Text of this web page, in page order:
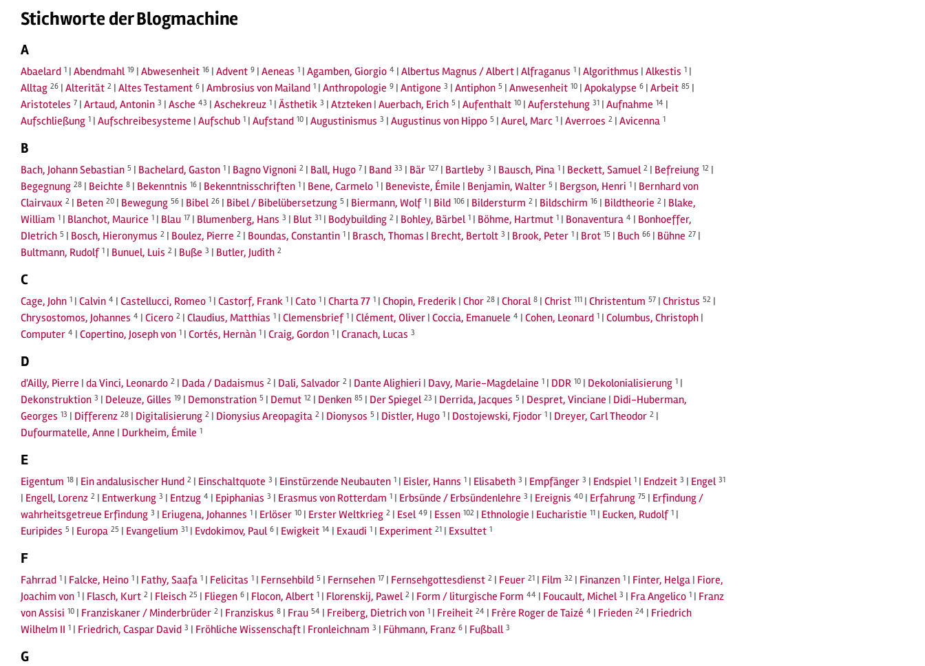
Stichworte der Blogmachine
A
Abaelard 1 | Abendmahl 19 | Abwesenheit 16 | Advent 9 | Aeneas 1 | Agamben, Giorgio 4 | Albertus Magnus / Albert | Alfraganus 1 | Algorithmus | Alkestis 1 |
Alltag 26 | Alterität 2 | Altes Testament 6 | Ambrosius von Mailand 1 | Anthropologie 9 | Antigone 3 | Antiphon 5 | Anwesenheit 10 | Apokalypse 6 | Arbeit 85 |
Aristoteles 7 | Artaud, Antonin 3 | Asche 43 | Aschekreuz 1 | Ästhetik 3 | Atzteken | Auerbach, Erich 5 | Aufenthalt 10 | Auferstehung 31 | Aufnahme 14 |
Aufschließung 1 | Aufschreibesysteme | Aufschub 1 | Aufstand 10 | Augustinismus 3 | Augustinus von Hippo 5 | Aurel, Marc 1 | Averroes 2 | Avicenna 1
B
Bach, Johann Sebastian 5 | Bachelard, Gaston 1 | Bagno Vignoni 2 | Ball, Hugo 7 | Band 33 | Bär 127 | Bartleby 3 | Bausch, Pina 1 | Beckett, Samuel 2 | Befreiung 12 |
Begegnung 28 | Beichte 8 | Bekenntnis 16 | Bekenntnisschriften 1 | Bene, Carmelo 1 | Beneviste, Émile | Benjamin, Walter 5 | Bergson, Henri 1 | Bernhard von
Clairvaux 2 | Beten 20 | Bewegung 56 | Bibel 26 | Bibel / Bibelübersetzung 5 | Biermann, Wolf 1 | Bild 106 | Bildersturm 2 | Bildschirm 16 | Bildtheorie 2 | Blake,
William 1 | Blanchot, Maurice 1 | Blau 17 | Blumenberg, Hans 3 | Blut 31 | Bodybuilding 2 | Bohley, Bärbel 1 | Böhme, Hartmut 1 | Bonaventura 4 | Bonhoeffer,
DIetrich 5 | Bosch, Hieronymus 2 | Boulez, Pierre 2 | Boundas, Constantin 1 | Brasch, Thomas | Brecht, Bertolt 3 | Brook, Peter 1 | Brot 15 | Buch 66 | Bühne 27 |
Bultmann, Rudolf 1 | Bunuel, Luis 2 | Buße 3 | Butler, Judith 2
C
Cage, John 1 | Calvin 4 | Castellucci, Romeo 1 | Castorf, Frank 1 | Cato 1 | Charta 77 1 | Chopin, Frederik | Chor 28 | Choral 8 | Christ 111 | Christentum 57 | Christus 52 |
Chrysostomos, Johannes 4 | Cicero 2 | Claudius, Matthias 1 | Clemensbrief 1 | Clément, Oliver | Coccia, Emanuele 4 | Cohen, Leonard 1 | Columbus, Christoph |
Computer 4 | Copertino, Joseph von 1 | Cortés, Hernàn 1 | Craig, Gordon 1 | Cranach, Lucas 3
D
d'Ailly, Pierre | da Vinci, Leonardo 2 | Dada / Dadaismus 2 | Dali, Salvador 2 | Dante Alighieri | Davy, Marie-Magdelaine 1 | DDR 10 | Dekolonialisierung 1 |
Dekonstruktion 3 | Deleuze, Gilles 19 | Demonstration 5 | Demut 12 | Denken 85 | Der Spiegel 23 | Derrida, Jacques 5 | Despret, Vinciane | Didi-Huberman,
Georges 13 | Differenz 28 | Digitalisierung 2 | Dionysius Areopagita 2 | Dionysos 5 | Distler, Hugo 1 | Dostojewski, Fjodor 1 | Dreyer, Carl Theodor 2 |
Dufourmatelle, Anne | Durkheim, Émile 1
E
Eigentum 18 | Ein andalusischer Hund 2 | Einschaltquote 3 | Einstürzende Neubauten 1 | Eisler, Hanns 1 | Elisabeth 3 | Empfänger 3 | Endspiel 1 | Endzeit 3 | Engel 31
| Engell, Lorenz 2 | Entwerkung 3 | Entzug 4 | Epiphanias 3 | Erasmus von Rotterdam 1 | Erbsünde / Erbsündenlehre 3 | Ereignis 40 | Erfahrung 75 | Erfindung /
wahrheitsgetreue Erfindung 3 | Eriugena, Johannes 1 | Erlöser 10 | Erster Weltkrieg 2 | Esel 49 | Essen 102 | Ethnologie | Eucharistie 11 | Eucken, Rudolf 1 |
Euripides 5 | Europa 25 | Evangelium 31 | Evdokimov, Paul 6 | Ewigkeit 14 | Exaudi 1 | Experiment 21 | Exsultet 1
F
Fahrrad 1 | Falcke, Heino 1 | Fathy, Saafa 1 | Felicitas 1 | Fernsehbild 5 | Fernsehen 17 | Fernsehgottesdienst 2 | Feuer 21 | Film 32 | Finanzen 1 | Finter, Helga | Fiore,
Joachim von 1 | Flasch, Kurt 2 | Fleisch 25 | Fliegen 6 | Flocon, Albert 1 | Florenskij, Pawel 2 | Form / liturgische Form 44 | Foucault, Michel 3 | Fra Angelico 1 | Franz
von Assisi 10 | Franziskaner / Minderbrüder 2 | Franziskus 8 | Frau 54 | Freiberg, Dietrich von 1 | Freiheit 24 | Frère Roger de Taizé 4 | Frieden 24 | Friedrich
Wilhelm II 1 | Friedrich, Caspar David 3 | Fröhliche Wissenschaft | Fronleichnam 3 | Fühmann, Franz 6 | Fußball 3
G